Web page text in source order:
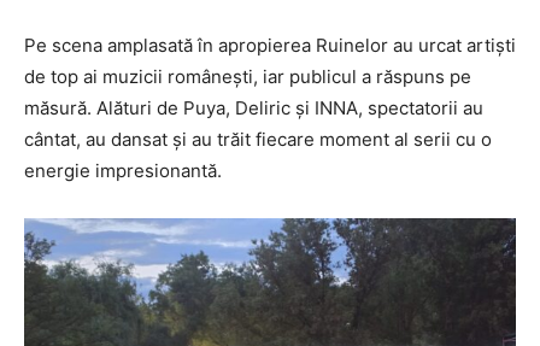
Pe scena amplasată în apropierea Ruinelor au urcat artiști
de top ai muzicii românești, iar publicul a răspuns pe
măsură. Alături de Puya, Deliric și INNA, spectatorii au
cântat, au dansat și au trăit fiecare moment al serii cu o
energie impresionantă.